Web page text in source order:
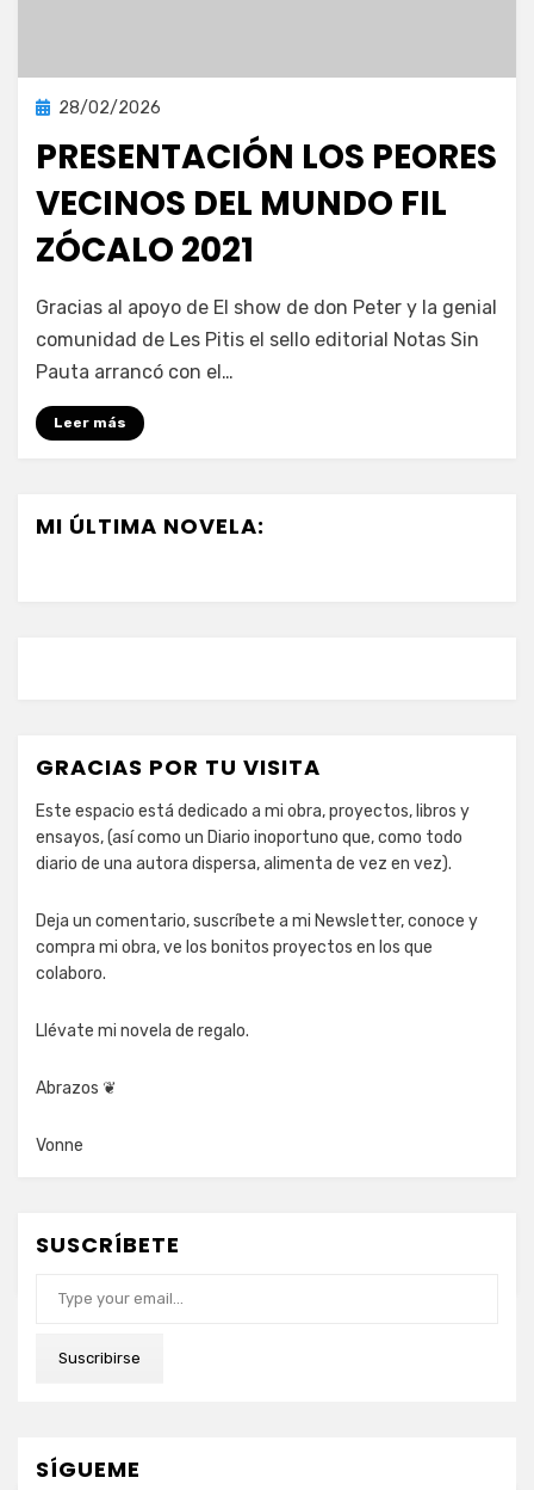
Publicada
28/02/2026
PRESENTACIÓN LOS PEORES
VECINOS DEL MUNDO FIL
ZÓCALO 2021
por vonnelara
Deja un comentario
en
Los
peores
2021
Gracias al apoyo de El show de don Peter y la genial
comunidad de Les Pitis el sello editorial Notas Sin
Pauta arrancó con el…
Leer más
MI ÚLTIMA NOVELA:
GRACIAS POR TU VISITA
Este espacio está dedicado a mi obra, proyectos, libros y
ensayos, (así como un Diario inoportuno que, como todo
diario de una autora dispersa, alimenta de vez en vez).
Deja un comentario, suscríbete a mi Newsletter, conoce y
compra mi obra, ve los bonitos proyectos en los que
colaboro.
Llévate mi novela de regalo.
Abrazos ❦
Vonne
SUSCRÍBETE
Suscribirse
SÍGUEME